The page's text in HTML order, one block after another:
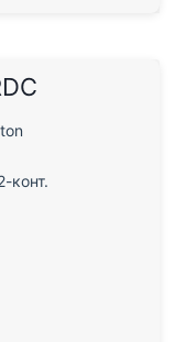
конт.